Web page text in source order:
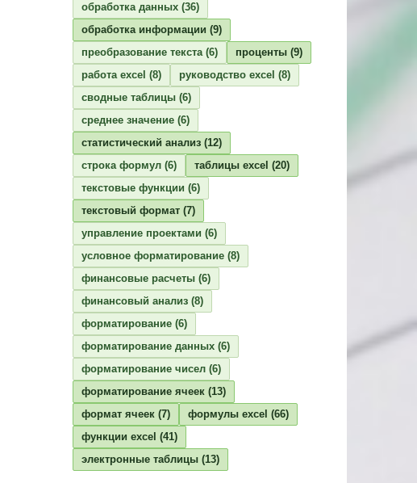
обработка данных (36)
обработка информации (9)
преобразование текста(6) проценты (9)
работа excel (8) руководство excel (8)
сводные таблицы (6)
среднее значение (6)
статистический анализ (12)
строка формул (6) таблицы excel (20)
текстовые функции (6)
текстовый формат (7)
управление проектами (6)
условное форматирование (8)
финансовые расчеты (6)
финансовый анализ (8)
форматирование (6)
форматирование данных (6)
форматирование чисел (6)
форматирование ячеек (13)
формат ячеек (7) формулы excel (66)
функции excel (41)
электронные таблицы (13)